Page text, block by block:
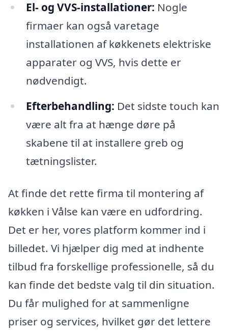
El- og VVS-installationer: Nogle
firmaer kan også varetage
installationen af køkkenets elektriske
apparater og VVS, hvis dette er
nødvendigt.
Efterbehandling: Det sidste touch kan
være alt fra at hænge døre på
skabene til at installere greb og
tætningslister.
At finde det rette firma til montering af
køkken i Vålse kan være en udfordring.
Det er her, vores platform kommer ind i
billedet. Vi hjælper dig med at indhente
tilbud fra forskellige professionelle, så du
kan finde det bedste valg til din situation.
Du får mulighed for at sammenligne
priser og services, hvilket gør det lettere